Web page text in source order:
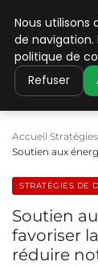
Accueil
Soutien aux
STRATÉGIES DE
Soutien
favoriser
réduire
Nous utilisons
de navigation.
politique de
Refuser